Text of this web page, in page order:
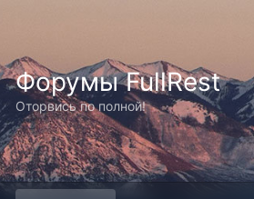
Форумы FullRest
Оторвись по полной!